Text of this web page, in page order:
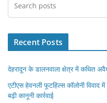
Recent Posts
देहरादून के डालनवाला क्षेत्र में कथित
एटीएस हेवनली फूटहिल्स कॉलोनी
बढ़ी कानूनी कार्रवाई